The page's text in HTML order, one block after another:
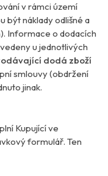
v rámci území
být náklady odlišné a
Informace o dodacích
u jednotlivých
dodá zboží
smlouvy (obdržení
jinak.
Kupující ve
formulář. Ten